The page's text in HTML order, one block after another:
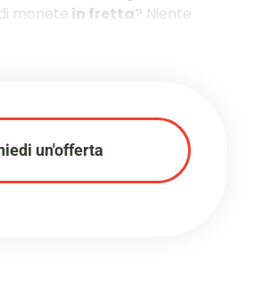
monete in fretta? Niente
un'offerta